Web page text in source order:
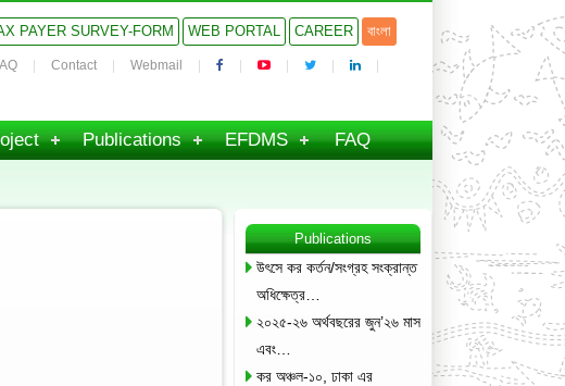
PAYER SURVEY-FORM WEB PORTAL CAREER বাংলা
Contact Webmail
Publications EFDMS FAQ
Publications
উৎসে কর কর্তন/সংগ্রহ সংক্রান্ত
অধিক্ষেত্র…
২০২৫-২৬ অর্থবছরের জুন’২৬ মাস
এবং…
কর অঞ্চল-১০, ঢাকা এর